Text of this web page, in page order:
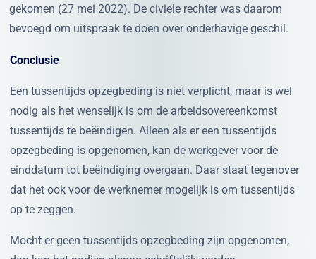
gekomen (27 mei 2022). De civiele rechter was daarom
bevoegd om uitspraak te doen over onderhavige geschil.
Conclusie
Een tussentijds opzegbeding is niet verplicht, maar is wel
nodig als het wenselijk is om de arbeidsovereenkomst
tussentijds te beëindigen. Alleen als er een tussentijds
opzegbeding is opgenomen, kan de werkgever voor de
einddatum tot beëindiging overgaan. Daar staat tegenover
dat het ook voor de werknemer mogelijk is om tussentijds
op te zeggen.
Mocht er geen tussentijds opzegbeding zijn opgenomen,